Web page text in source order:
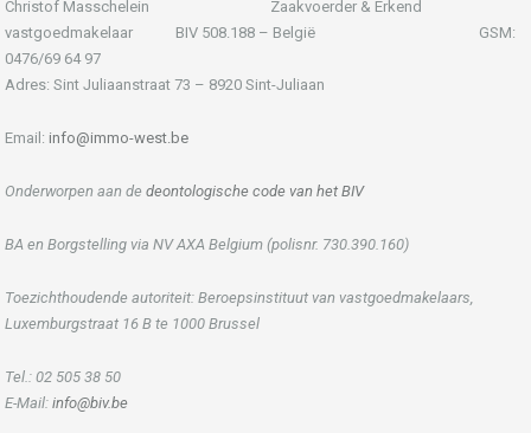
Christof Masschelein Zaakvoerder & Erkend
vastgoedmakelaar BIV 508.188 – België GSM:
0476/69 64 97
Adres: Sint Juliaanstraat 73 – 8920 Sint-Juliaan
Email: info@immo-west.be
Onderworpen aan de deontologische code van het BIV
BA en Borgstelling via NV AXA Belgium (polisnr. 730.390.160)
Toezichthoudende autoriteit: Beroepsinstituut van vastgoedmakelaars,
Luxemburgstraat 16 B te 1000 Brussel
Tel.: 02 505 38 50
E-Mail: info@biv.be